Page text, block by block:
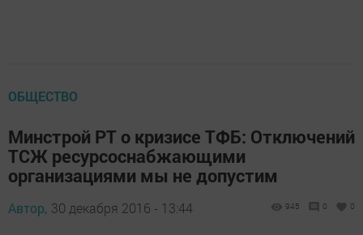
ОБЩЕСТВО
Минстрой РТ о кризисе ТФБ: Отключений
ТСЖ ресурсоснабжающими
организациями мы не допустим
Автор, 30 декабря 2016 - 13:44 945 0 0